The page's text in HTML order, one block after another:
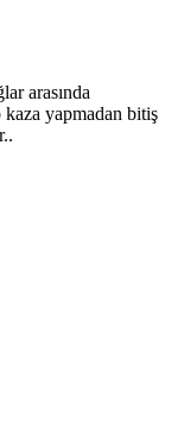
arasında
yapmadan bitiş